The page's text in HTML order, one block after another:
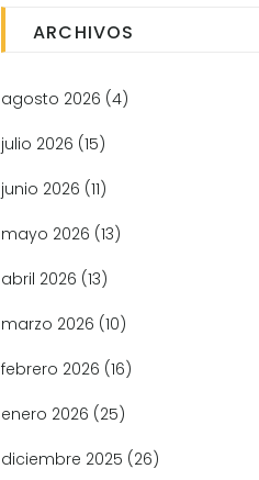
ARCHIVOS
agosto 2026 (4)
julio 2026 (15)
junio 2026 (11)
mayo 2026 (13)
abril 2026 (13)
marzo 2026 (10)
febrero 2026 (16)
enero 2026 (25)
diciembre 2025 (26)